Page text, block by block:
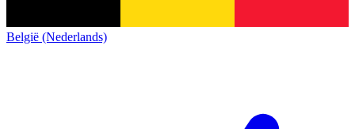
België (Nederlands)